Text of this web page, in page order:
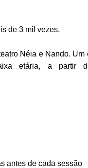
de 3 mil vezes.
Néia e Nando.
etária, a partir
antes de cada sessão